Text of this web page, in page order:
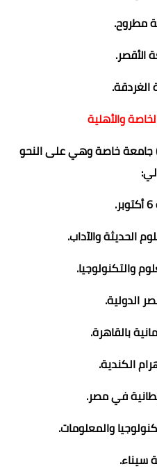
والأهلية
الجامعات الخاصة: وتضم (34) جامعة خاصة وهي على النحو